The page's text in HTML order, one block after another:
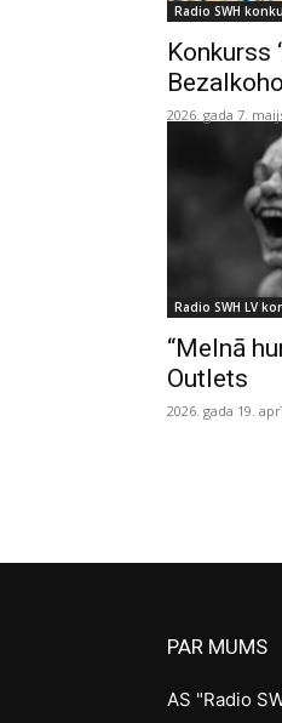
Radio SWH
Konkurss
2026. gada 7.
Radio SWH LV
“Melnā
Outlets
2026. gada 19.
PAR MUMS
AS "Radio